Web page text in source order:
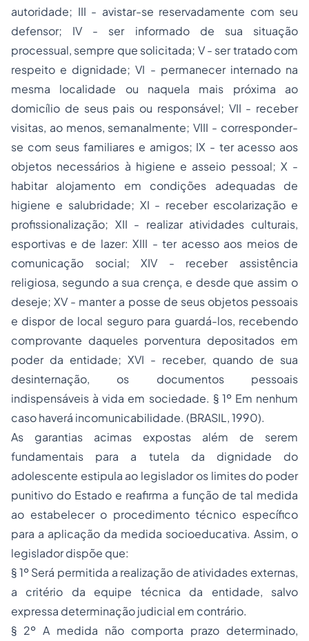
autoridade; III - avistar-se reservadamente com seu
defensor; IV - ser informado de sua situação
processual, sempre que solicitada; V - ser tratado com
respeito e dignidade; VI - permanecer internado na
mesma localidade ou naquela mais próxima ao
domicílio de seus pais ou responsável; VII - receber
visitas, ao menos, semanalmente; VIII - corresponder-
se com seus familiares e amigos; IX - ter acesso aos
objetos necessários à higiene e asseio pessoal; X -
habitar alojamento em condições adequadas de
higiene e salubridade; XI - receber escolarização e
profissionalização; XII - realizar atividades culturais,
esportivas e de lazer: XIII - ter acesso aos meios de
comunicação social; XIV - receber assistência
religiosa, segundo a sua crença, e desde que assim o
deseje; XV - manter a posse de seus objetos pessoais
e dispor de local seguropara guardá-los, recebendo
comprovante daqueles porventura depositados em
poder da entidade; XVI - receber, quando de sua
desinternação, os documentos pessoais
indispensáveis à vida em sociedade. § 1º Em nenhum
caso haverá incomunicabilidade. (BRASIL, 1990).
As garantias acimas expostas além de serem
fundamentais para a tutela da dignidade do
adolescente estipula ao legislador os limites do poder
punitivo do Estado e reafirma a função de tal medida
ao estabelecer o procedimento técnico específico
para a aplicação da medida socioeducativa. Assim, o
legislador dispõe que:
§ 1º Será permitida a realização de atividades externas,
a critério da equipe técnica da entidade, salvo
expressa determinação judicial em contrário.
§ 2º A medida não comporta prazo determinado,